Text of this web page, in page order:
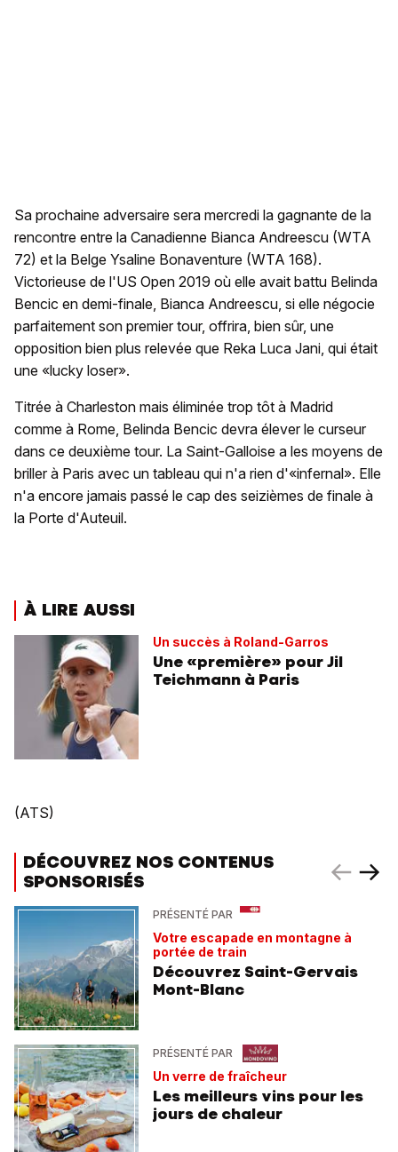
Sa prochaine adversaire sera mercredi la gagnante de la
rencontre entre la Canadienne Bianca Andreescu (WTA
72) et la Belge Ysaline Bonaventure (WTA 168).
Victorieuse de l'US Open 2019 où elle avait battu Belinda
Bencic en demi-finale, Bianca Andreescu, si elle négocie
parfaitement son premier tour, offrira, bien sûr, une
opposition bien plus relevée que Reka Luca Jani, qui était
une «lucky loser».
Titrée à Charleston mais éliminée trop tôt à Madrid
comme à Rome, Belinda Bencic devra élever le curseur
dans ce deuxième tour. La Saint-Galloise a les moyens de
briller à Paris avec un tableau qui n'a rien d'«infernal». Elle
n'a encore jamais passé le cap des seizièmes de finale à
la Porte d'Auteuil.
À LIRE AUSSI
Un succès à Roland-Garros
Une «première» pour Jil
Teichmann à Paris
(ATS)
DÉCOUVREZ NOS CONTENUS
SPONSORISÉS
PRÉSENTÉ PAR
Votre escapade en montagne à
portée de train
Découvrez Saint-Gervais
Mont-Blanc
PRÉSENTÉ PAR
Un verre de fraîcheur
Les meilleurs vins pour les
jours de chaleur